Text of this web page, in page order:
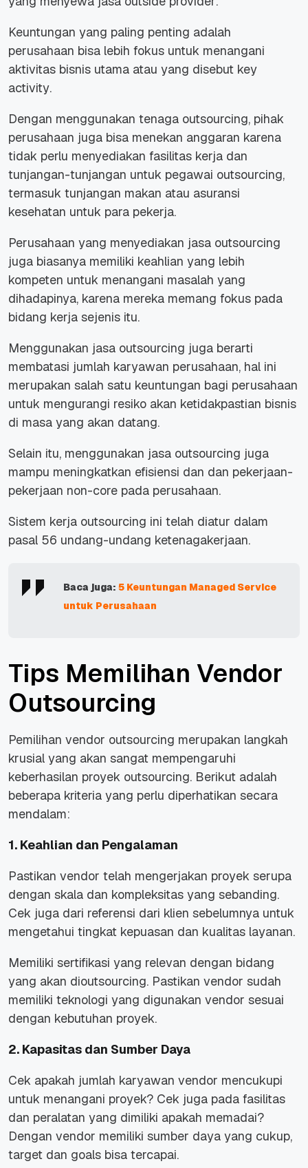
Keuntungan yang paling penting adalah
perusahaan bisa lebih fokus untuk menangani
aktivitas bisnis utama atau yang disebut key
activity.
Dengan menggunakan tenaga outsourcing, pihak
perusahaan juga bisa menekan anggaran karena
tidak perlu menyediakan fasilitas kerja dan
tunjangan-tunjangan untuk pegawai outsourcing,
termasuk tunjangan makan atau asuransi
kesehatan untuk para pekerja.
Perusahaan yang menyediakan jasa outsourcing
juga biasanya memiliki keahlian yang lebih
kompeten untuk menangani masalah yang
dihadapinya, karena mereka memang fokus pada
bidang kerja sejenis itu.
Menggunakan jasa outsourcing juga berarti
membatasi jumlah karyawan perusahaan, hal ini
merupakan salah satu keuntungan bagi perusahaan
untuk mengurangi resiko akan ketidakpastian bisnis
di masa yang akan datang.
Selain itu, menggunakan jasa outsourcing juga
mampu meningkatkan efisiensi dan dan pekerjaan-
pekerjaan non-core pada perusahaan.
Sistem kerja outsourcing ini telah diatur dalam
pasal 56 undang-undang ketenagakerjaan.
Baca juga: 5 Keuntungan Managed Service
untuk Perusahaan
Tips Memilihan Vendor
Outsourcing
Pemilihan vendor outsourcing merupakan langkah
krusial yang akan sangat mempengaruhi
keberhasilan proyek outsourcing. Berikut adalah
beberapa kriteria yang perlu diperhatikan secara
mendalam:
1. Keahlian dan Pengalaman
Pastikan vendor telah mengerjakan proyek serupa
dengan skala dan kompleksitas yang sebanding.
Cek juga dari referensi dari klien sebelumnya untuk
mengetahui tingkat kepuasan dan kualitas layanan.
Memiliki sertifikasi yang relevan dengan bidang
yang akan dioutsourcing. Pastikan vendor sudah
memiliki teknologi yang digunakan vendor sesuai
dengan kebutuhan proyek.
2. Kapasitas dan Sumber Daya
Cek apakah jumlah karyawan vendor mencukupi
untuk menangani proyek? Cek juga pada fasilitas
dan peralatan yang dimiliki apakah memadai?
Dengan vendor memiliki sumber daya yang cukup,
target dan goals bisa tercapai.